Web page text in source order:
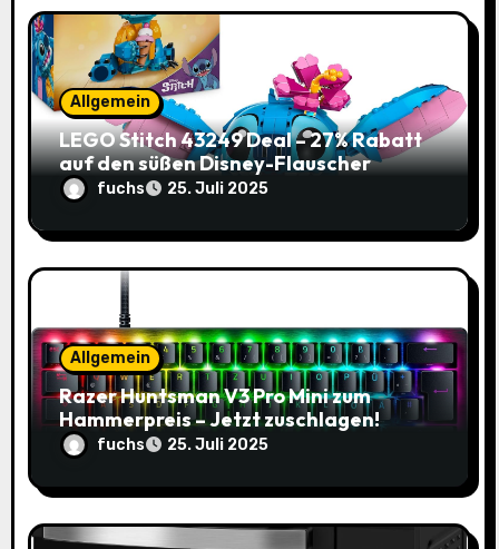
g
a
t
i
n
Allgemein
LEGO Stitch 43249 Deal – 27% Rabatt
auf den süßen Disney-Flauscher
fuchs 25. Juli 2025
Allgemein
Razer Huntsman V3 Pro Mini zum
Hammerpreis – Jetzt zuschlagen!
fuchs 25. Juli 2025